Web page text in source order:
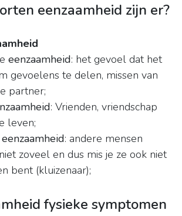
eenzaamheid zijn er?
eenzaamheid: het gevoel dat het
gevoelens te delen, missen van
partner;
: Vrienden, vriendschap
leven;
eenzaamheid: andere mensen
zoveel en dus mis je ze ook niet
bent (kluizenaar);
fysieke symptomen